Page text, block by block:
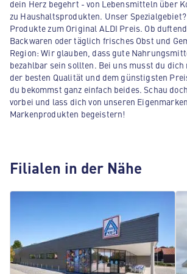
dein Herz begehrt - von Lebensmitteln über
zu Haushaltsprodukten. Unser
Produkte zum Original ALDI Preis. Ob
Backwaren oder täglich frisches Obst und
Region: Wir glauben, dass gute
bezahlbar sein sollten. Bei uns musst du dich
der besten Qualität und dem günstigsten
du bekommst ganz einfach beides. Schau
vorbei und lass dich von unseren
Markenprodukten begeistern!
Filialen in der Nähe